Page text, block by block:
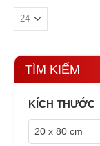
TÌM KIẾM
KÍCH THƯỚC
20 x 80 cm